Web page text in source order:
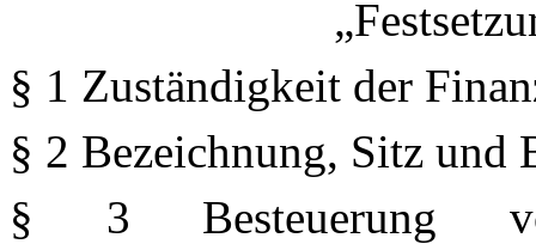
§ 1 Zuständigkeit der
§ 2 Bezeichnung, Sitz und
§ 3 Besteuerung